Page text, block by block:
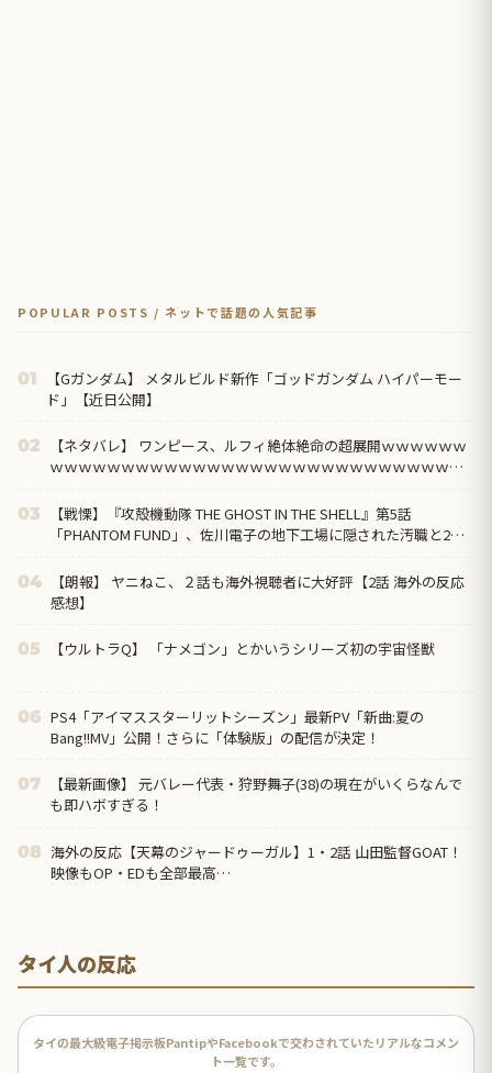
POPULAR POSTS / ネットで話題の人気記事
01
【Gガンダム】 メタルビルド新作「ゴッドガンダム ハイパーモー
ド」【近日公開】
02
【ネタバレ】 ワンピース、ルフィ絶体絶命の超展開ｗｗｗｗｗｗ
ｗｗｗｗｗｗｗｗｗｗｗｗｗｗｗｗｗｗｗｗｗｗｗｗｗｗｗｗｗ
03
【戦慄】『攻殻機動隊 THE GHOST IN THE SHELL』第5話
「PHANTOM FUND」、佐川電子の地下工場に隠された汚職と2週
の懐じゃないんだよ」
04
【朗報】 ヤニねこ、２話も海外視聴者に大好評【2話 海外の反応
感想】
05 【ウルトラQ】 「ナメゴン」とかいうシリーズ初の宇宙怪獣
06 PS4「アイマススターリットシーズン」最新PV「新曲:夏の
Bang!!MV」公開！さらに「体験版」の配信が決定！
07
【最新画像】 元バレー代表・狩野舞子(38)の現在がいくらなんで
も即ハボすぎる！
08 海外の反応【天幕のジャードゥーガル】1・2話 山田監督GOAT！
映像もOP・EDも全部最高…
タイ人の反応
タイの最大級電子掲示板PantipやFacebookで交わされていたリアルなコメン
ト一覧です。